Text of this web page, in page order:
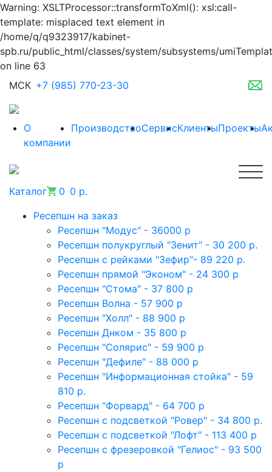
Warning: XSLTProcessor::transformToXml(): xsl:call-
template: misplaced text element in
/home/q/q9323917/kabinet-
spb.ru/public_html/classes/system/subsystems/
on line 63
МСК +7 (985) 770-23-30
О
компании
ПроизводствоСервисКлиентыПроекты
Каталог 0 0 р.
Ресепшн на заказ
Ресепшн "Модус" - 36000 р
Ресепшн полукруглый "Зенит" - 30 200 р.
Ресепшн с рейками "Зефир"- 89 220 р.
Ресепшн прямой "Эконом" - 24 300 р
Ресепшн "Стома" - 37 800 р
Ресепшн Волна - 57 900 р
Ресепшн "Холл" - 88 900 р
Ресепшн Днком - 35 800 р
Ресепшн "Солярис" - 59 900 р
Ресепшн "Дефиле" - 88 000 р
Ресепшн "Информационная стойка" - 59
810 р.
Ресепшн "Форвард" - 64 700 р
Ресепшн с подсветкой "Ровер" - 34 800 р.
Ресепшн с подсветкой "Лофт" - 113 400 р
Ресепшн с фрезеровкой "Гелиос" - 93 500
р